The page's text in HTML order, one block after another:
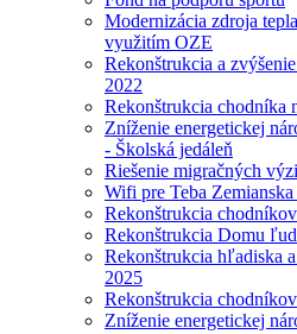
Modernizácia zdroja
využitím OZE
Rekonštrukcia a
2022
Rekonštrukcia chodníka
Zníženie energetickej
- Školská jedáleň
Riešenie migračných
Wifi pre Teba Zemianska
Rekonštrukcia
Rekonštrukcia Domu
Rekonštrukcia hľadiska
2025
Rekonštrukcia
Zníženie energetickej